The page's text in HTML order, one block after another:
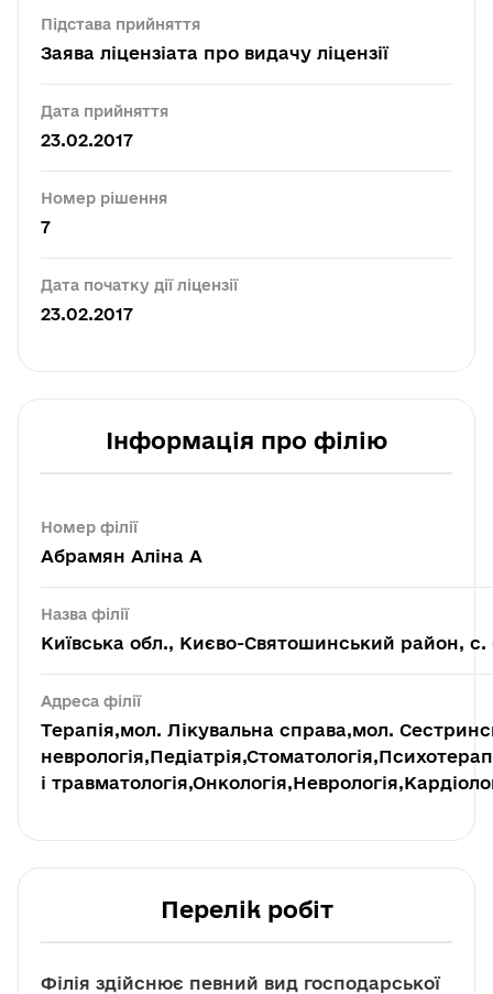
Підстава прийняття
Заява ліцензіата про видачу ліцензії
Дата прийняття
23.02.2017
Номер рішення
7
Дата початку дії ліцензії
23.02.2017
Інформація про філію
Номер філії
Абрамян Аліна А
Назва філії
Київська обл., Києво-Святошинський район, с.
Адреса філії
Терапія,мол. Лікувальна справа,мол.
і
Перелік робіт
Філія здійснює певний вид господарської